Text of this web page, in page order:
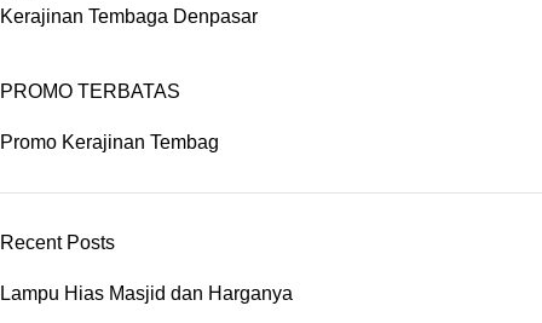
Kerajinan Tembaga Denpasar
PROMO TERBATAS
Promo Kerajinan Tembag
Recent Posts
Lampu Hias Masjid dan Harganya